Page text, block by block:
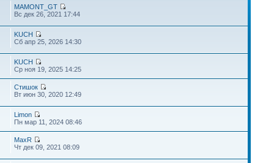
MAMONT_GT
Вс дек 26, 2021 17:44
KUCH
Сб апр 25, 2026 14:30
KUCH
Ср ноя 19, 2025 14:25
Стишок
Вт июн 30, 2020 12:49
Limon
Пн мар 11, 2024 08:46
MaxR
Чт дек 09, 2021 08:09